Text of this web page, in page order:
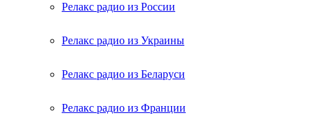
Релакс радио из России
Релакс радио из Украины
Релакс радио из Беларуси
Релакс радио из Франции